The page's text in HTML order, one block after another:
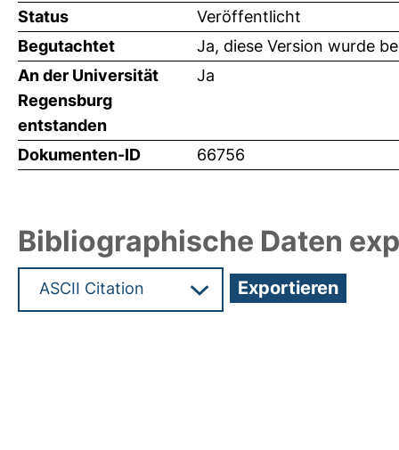
Status
Veröffentlicht
Begutachtet
Ja, diese Version wurde
An der Universität
Regensburg
entstanden
Ja
Dokumenten-ID 66756
Bibliographische Daten